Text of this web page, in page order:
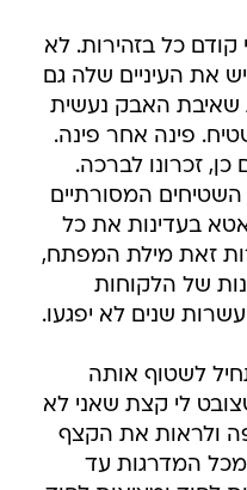
כל בזהירות. לא
את העיניים שלה גם
שאיבת האבק נעשית
פינה אחר פינה.
זכרונו לברכה.
המסורתיים
בעדינות את כל
זאת מילת המפתח,
של הלקוחות
שנים לא יפגעו.
לשטוף אותה
לי קצת שאני לא
ולראות את הקצף
מכל המדרגות עד